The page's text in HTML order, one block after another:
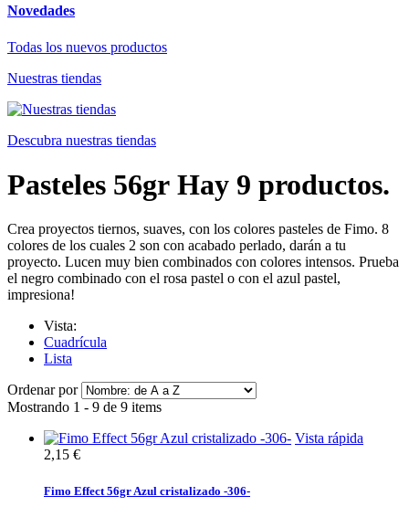
Novedades
Todas los nuevos productos
Nuestras tiendas
Descubra nuestras tiendas
Pasteles 56gr Hay 9 productos.
Crea proyectos tiernos, suaves, con los colores pasteles de Fimo. 8
colores de los cuales 2 son con acabado perlado, darán a tu
proyecto. Lucen muy bien combinados con colores intensos. Prueba
el negro combinado con el rosa pastel o con el azul pastel,
impresiona!
Vista:
Cuadrícula
Lista
Ordenar por
Mostrando 1 - 9 de 9 items
Vista rápida
2,15 €
Fimo Effect 56gr Azul cristalizado -306-